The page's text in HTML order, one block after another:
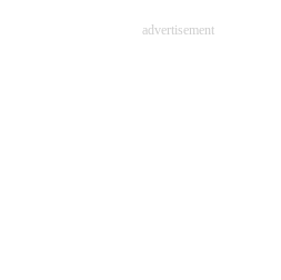
advertisement